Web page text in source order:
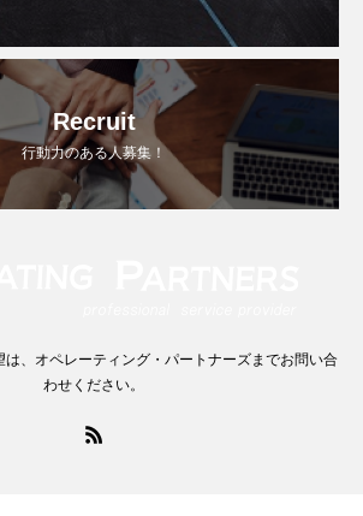
Recruit
行動力のある人募集！
は、オペレーティング・パートナーズまでお問い合
わせください。